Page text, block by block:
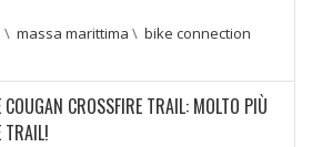
\ massa marittima \ bike connection
COUGAN CROSSFIRE TRAIL: MOLTO PIÙ
TRAIL!